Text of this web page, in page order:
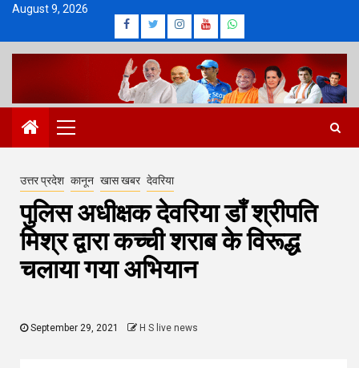
Skip
content
August 9, 2026
Facebook
Twitter
Instagram
Youtube
Whatsapp
Primary
Menu
उत्तर प्रदेश कानून खास खबर देवरिया
पुलिस अधीक्षक देवरिया डाँ श्रीपति
मिश्र द्वारा कच्ची शराब के विरूद्ध
चलाया गया अभियान
September 29, 2021 H S live news